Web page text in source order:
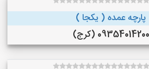
پارچه عمده ( یکجا )
09354014200 (کرج)